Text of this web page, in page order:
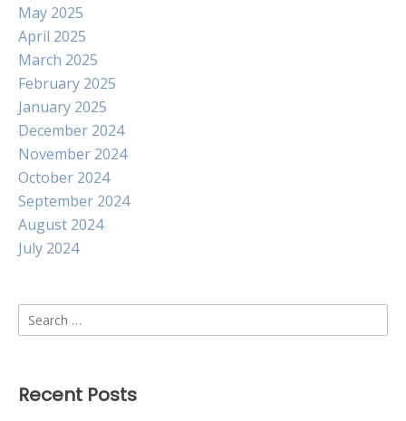
May 2025
April 2025
March 2025
February 2025
January 2025
December 2024
November 2024
October 2024
September 2024
August 2024
July 2024
Search
for:
Recent Posts